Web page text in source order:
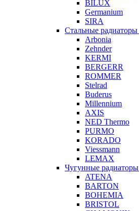
BILUX
Germanium
SIRA
Стальные радиаторы
Arbonia
Zehnder
KERMI
BERGERR
ROMMER
Stelrad
Buderus
Millennium
AXIS
NED Thermo
PURMO
KORADO
Viessmann
LEMAX
Чугунные радиаторы
ATENA
BARTON
BOHEMIA
BRISTOL